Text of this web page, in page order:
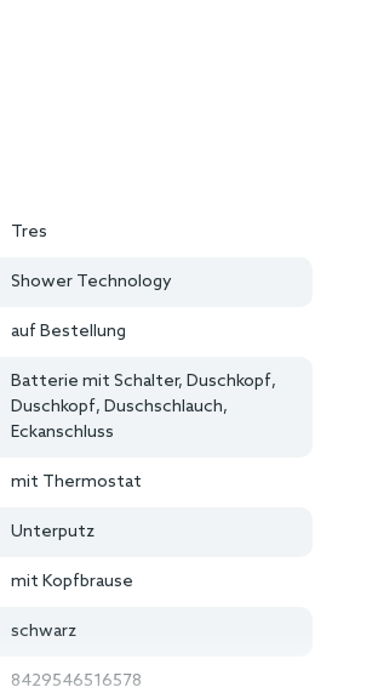
Tres
Shower Technology
auf Bestellung
Batterie mit Schalter, Duschkopf,
Duschkopf, Duschschlauch,
Eckanschluss
mit Thermostat
Unterputz
mit Kopfbrause
schwarz
8429546516578